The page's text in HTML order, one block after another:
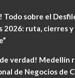
Todo sobre el
2026: ruta, cierres
verdad! Medellín
de Negocios de